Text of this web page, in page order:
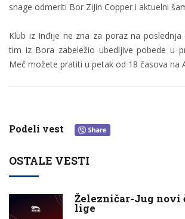
snage odmeriti Bor ZiJin Copper i aktuelni
Klub iz Inđije ne zna za poraz na
tim iz Bora zabeležio ubedljive pobede u
Meč možete pratiti u petak od 18 časova na
Podeli vest
OSTALE VESTI
Železničar-Jug novi
lige